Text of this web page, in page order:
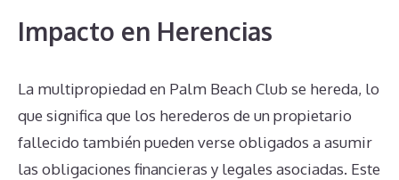
Impacto en Herencias
La multipropiedad en Palm Beach Club se hereda, lo
que significa que los herederos de un propietario
fallecido también pueden verse obligados a asumir
las obligaciones financieras y legales asociadas. Este